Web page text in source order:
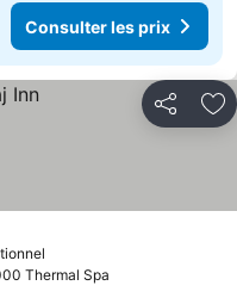
Consulter les prix
Partager
Thermal Spa